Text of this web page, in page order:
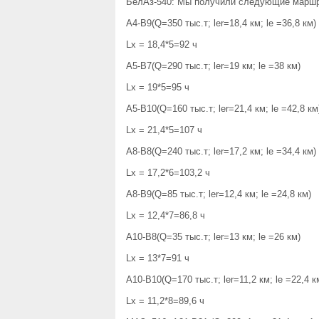
А4-В9(Q=350 тыс.т; ler=18,4 км; le =36,8 км)
Lх = 18,4*5=92 ч
А5-В7(Q=290 тыс.т; ler=19 км; le =38 км)
Lх = 19*5=95 ч
А5-В10(Q=160 тыс.т; ler=21,4 км; le =42,8
Lх = 21,4*5=107 ч
А8-В8(Q=240 тыс.т; ler=17,2 км; le =34,4 км)
Lх = 17,2*6=103,2 ч
А8-В9(Q=85 тыс.т; ler=12,4 км; le =24,8 км)
Lх = 12,4*7=86,8 ч
А10-В8(Q=35 тыс.т; ler=13 км; le =26 км)
Lх = 13*7=91 ч
А10-В10(Q=170 тыс.т; ler=11,2 км; le =22,4
Lх = 11,2*8=89,6 ч